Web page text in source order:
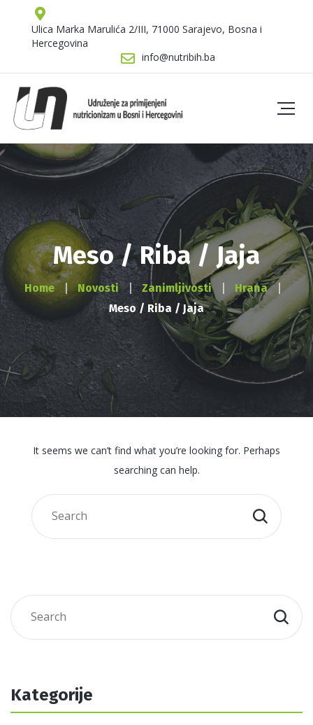
Ulica Marka Marulića 2/III, 71000 Sarajevo, Bosna i
Hercegovina
info@nutribih.ba
Meso / Riba / Jaja
Home Novosti Zanimljivosti
Hrana
Meso / Riba / Jaja
It seems we can’t find what you’re looking for. Perhaps
searching can help.
Kategorije